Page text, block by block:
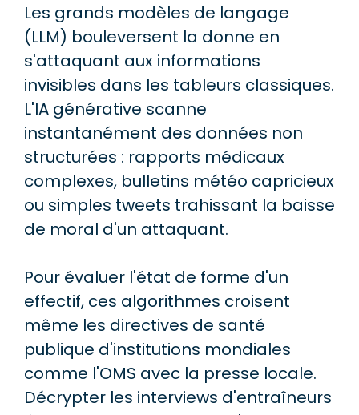
Les grands modèles de langage
(LLM) bouleversent la donne en
s'attaquant aux informations
invisibles dans les tableurs classiques.
L'IA générative scanne
instantanément des données non
structurées : rapports médicaux
complexes, bulletins météo capricieux
ou simples tweets trahissant la baisse
de moral d'un attaquant.
Pour évaluer l'état de forme d'un
effectif, ces algorithmes croisent
même les directives de santé
publique d'institutions mondiales
comme l'OMS avec la presse locale.
Décrypter les interviews d'entraîneurs